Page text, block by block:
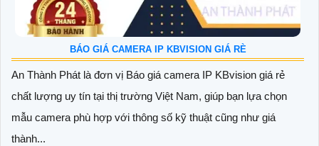
BÁO GIÁ CAMERA IP KBVISION GIÁ RÈ
An Thành Phát là đơn vị Báo giá camera IP KBvision giá rẻ
chất lượng uy tín tại thị trường Việt Nam, giúp bạn lựa chọn
mẫu camera phù hợp với thông số kỹ thuật cũng như giá
thành...